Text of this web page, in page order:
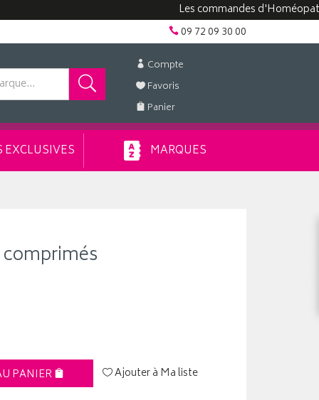
Les commandes d'Homéopathie
09 72 09 30 00
Compte
Favoris
Panier
EXCLUSIVES MARQUES
comprimés
PANIER Ajouter à Ma liste